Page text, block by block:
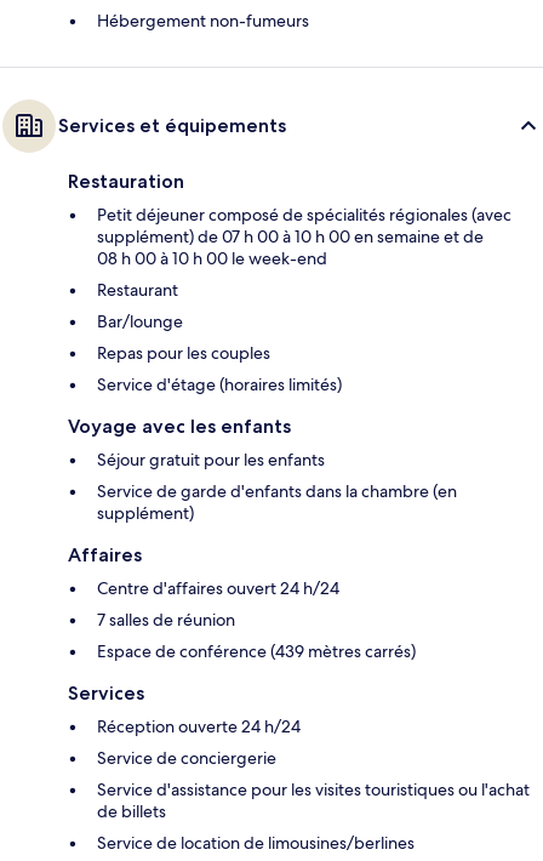
Hébergement non-fumeurs
Services et équipements
Restauration
Petit déjeuner composé de spécialités régionales (avec
supplément) de 07 h 00 à 10 h 00 en semaine et de
08 h 00 à 10 h 00 le week-end
Restaurant
Bar/lounge
Repas pour les couples
Service d'étage (horaires limités)
Voyage avec les enfants
Séjour gratuit pour les enfants
Service de garde d'enfants dans la chambre (en
supplément)
Affaires
Centre d'affaires ouvert 24 h/24
7 salles de réunion
Espace de conférence (439 mètres carrés)
Services
Réception ouverte 24 h/24
Service de conciergerie
Service d'assistance pour les visites touristiques ou l'achat
de billets
Service de location de limousines/berlines